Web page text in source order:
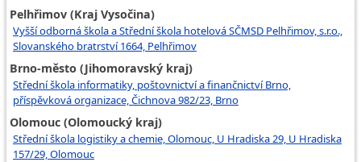
Pelhřimov (Kraj Vysočina)
Vyšší odborná škola a Střední škola hotelová SČMSD Pelhřimov, s.r.o.,
Slovanského bratrství 1664, Pelhřimov
Brno-město (Jihomoravský kraj)
Střední škola informatiky, poštovnictví a finančnictví Brno,
příspěvková organizace, Čichnova 982/23, Brno
Olomouc (Olomoucký kraj)
Střední škola logistiky a chemie, Olomouc, U Hradiska 29, U Hradiska
157/29, Olomouc